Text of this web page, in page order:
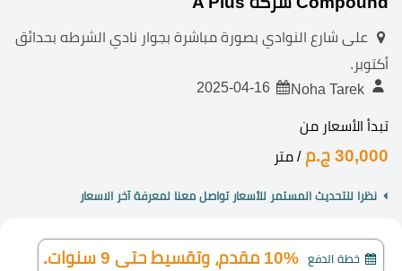
على شارع النوادي بصورة مباشرة بجوار نادي الشرطه بحدائق
أكتوبر.
2025-04-16
تبدأ الأسعار من
30,000 ج.م / متر
نظرا للتحديث المستمر للأسعار تواصل معنا لمعرفة آخر الاسعار
خطة الدفع 10% مقدم، وتقسيط حتى 9 سنوات.